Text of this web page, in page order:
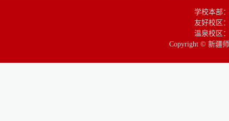
学校本
友好校区
温泉校区
Copyright © 新疆